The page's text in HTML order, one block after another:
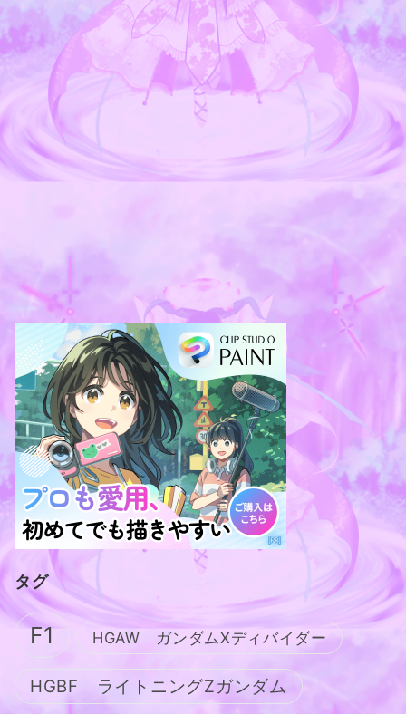
タグ
F1 HGAW ガンダムXディバイダー
HGBF ライトニングZガンダム